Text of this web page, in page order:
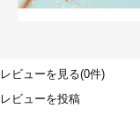
レビューを見る(0件)
レビューを投稿